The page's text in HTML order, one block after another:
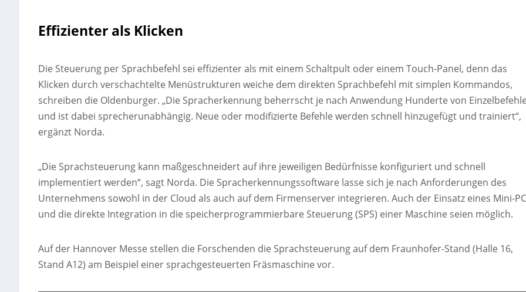
Effizienter als Klicken
Die Steuerung per Sprachbefehl sei effizienter als mit einem Schaltpult oder einem Touch-Panel, denn das
Klicken durch verschachtelte Menüstrukturen weiche dem direkten Sprachbefehl mit simplen Kommandos,
schreiben die Oldenburger. „Die Spracherkennung beherrscht je nach Anwendung Hunderte von
und ist dabei sprecherunabhängig. Neue oder modifizierte Befehle werden schnell hinzugefügt und trainiert“,
ergänzt Norda.
„Die Sprachsteuerung kann maßgeschneidert auf ihre jeweiligen Bedürfnisse konfiguriert und schnell
implementiert werden“, sagt Norda. Die Spracherkennungssoftware lasse sich je nach Anforderungen des
Unternehmens sowohl in der Cloud als auch auf dem Firmenserver integrieren. Auch der Einsatz eines Mini-
und die direkte Integration in die speicherprogrammierbare Steuerung (SPS) einer Maschine seien möglich.
Auf der Hannover Messe stellen die Forschenden die Sprachsteuerung auf dem Fraunhofer-Stand (Halle 16,
Stand A12) am Beispiel einer sprachgesteuerten Fräsmaschine vor.